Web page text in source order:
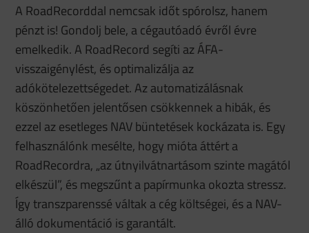
A RoadRecorddal nemcsak időt spórolsz, hanem
pénzt is! Gondolj bele, a cégautóadó évről évre
emelkedik. A RoadRecord segíti az ÁFA-
visszaigénylést, és optimalizálja az
adókötelezettségedet. Az automatizálásnak
köszönhetően jelentősen csökkennek a hibák, és
ezzel az esetleges NAV büntetések kockázata is. Egy
felhasználónk mesélte, hogy mióta áttért a
RoadRecordra, „az útnyilvátnartásom szinte magától
elkészül”, és megszűnt a papírmunka okozta stressz.
Így transzparenssé váltak a cég költségei, és a NAV-
álló dokumentáció is garantált.